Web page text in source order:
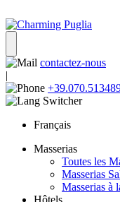
contactez-nous
|
Français
Masserias
Toutes les
Masserias
Masserias à
Hôtels